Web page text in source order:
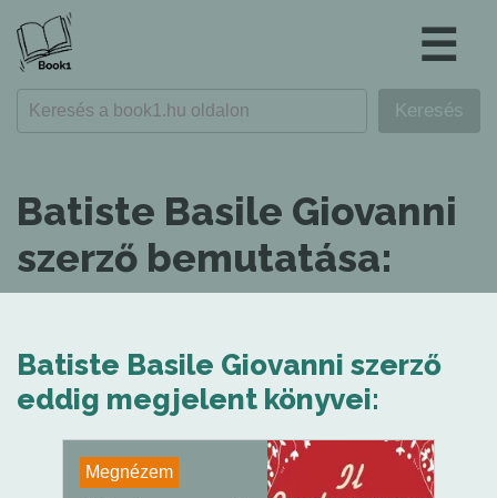
☰
Batiste Basile Giovanni
szerző bemutatása:
Batiste Basile Giovanni szerző
eddig megjelent könyvei:
Megnézem